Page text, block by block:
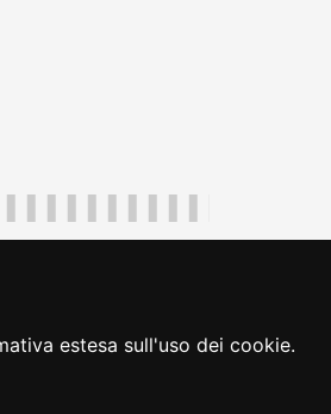
estesa sull'uso dei cookie.
loginFVG